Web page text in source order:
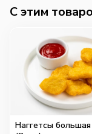
C этим
Наггетсы